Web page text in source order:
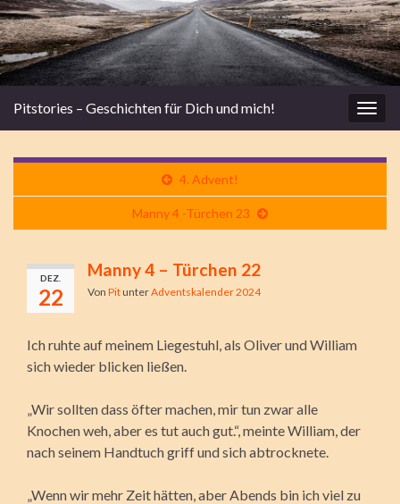
Pitstories – Geschichten für Dich und mich!
4. Advent!
Manny 4 -Türchen 23
DEZ.
22
Manny 4 – Türchen 22
Von PitunterAdventskalender 2024
Ich ruhte auf meinem Liegestuhl, als Oliver und William
sich wieder blicken ließen.
„Wir sollten dass öfter machen, mir tun zwar alle
Knochen weh, aber es tut auch gut.“, meinte William, der
nach seinem Handtuch griff und sich abtrocknete.
„Wenn wir mehr Zeit hätten, aber Abends bin ich viel zu